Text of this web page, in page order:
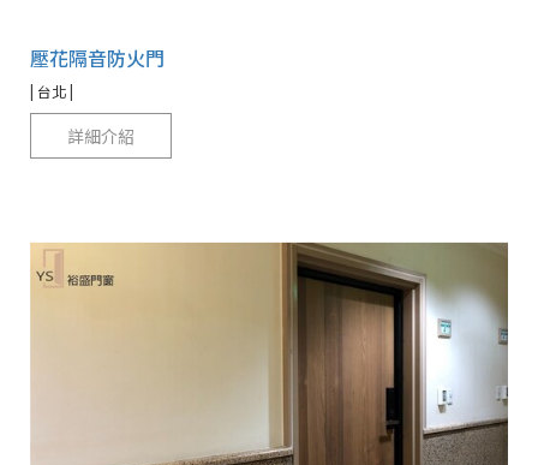
壓花隔音防火門
| 台北 |
詳細介紹